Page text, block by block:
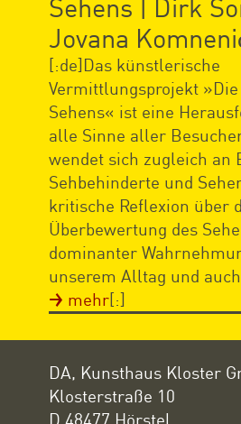
Sehens | Dirk
Jovana
[:de]Das künstlerische
Vermittlungsprojekt
Sehens« ist eine
alle Sinne aller
wendet sich zugleich an
Sehbehinderte und
kritische Reflexion über
Überbewertung des
dominanter
unserem Alltag und
mehr[:]
DA, Kunsthaus Kloster
Klosterstraße 10
D 48477 Hörstel